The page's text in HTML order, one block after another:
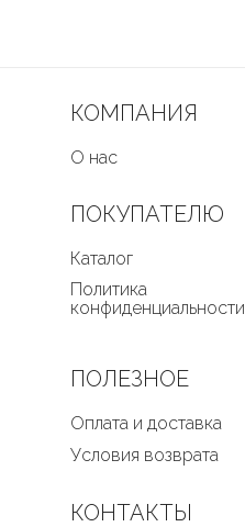
КОМПАНИЯ
О нас
ПОЛЕЗНОЕ
Оплата и доставка
Условия возврата
ПОКУПАТЕЛЮ
Каталог
Политика
конфиденциальности
КОНТАКТЫ